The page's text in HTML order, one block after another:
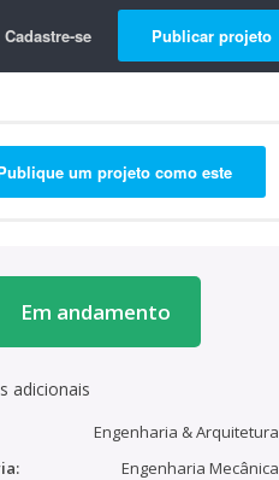
Cadastre-se Publicar projeto
um projeto como este
Em andamento
adicionais
Engenharia & Arquitetura
Engenharia Mecânica